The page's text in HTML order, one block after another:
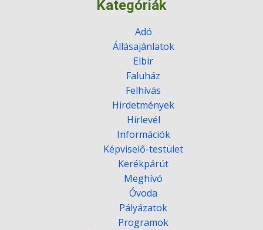
Kategóriák
Adó
Állásajánlatok
Elbir
Faluház
Felhívás
Hirdetmények
Hírlevél
Információk
Képviselő-testület
Kerékpárút
Meghívó
Óvoda
Pályázatok
Programok